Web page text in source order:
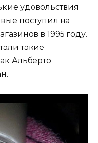
удовольствия
поступил на
в 1995 году.
такие
Альберто